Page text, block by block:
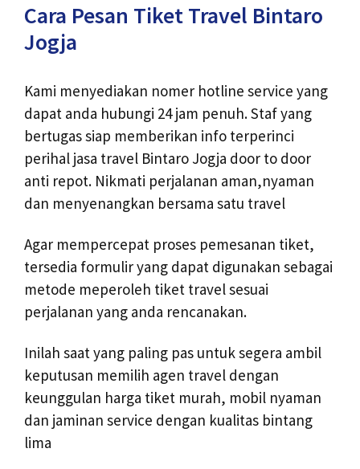
Cara Pesan Tiket Travel Bintaro
Jogja
Kami menyediakan nomer hotline service yang
dapat anda hubungi 24 jam penuh. Staf yang
bertugas siap memberikan info terperinci
perihal jasa travel Bintaro Jogja door to door
anti repot. Nikmati perjalanan aman,nyaman
dan menyenangkan bersama satu travel
Agar mempercepat proses pemesanan tiket,
tersedia formulir yang dapat digunakan sebagai
metode meperoleh tiket travel sesuai
perjalanan yang anda rencanakan.
Inilah saat yang paling pas untuk segera ambil
keputusan memilih agen travel dengan
keunggulan harga tiket murah, mobil nyaman
dan jaminan service dengan kualitas bintang
lima